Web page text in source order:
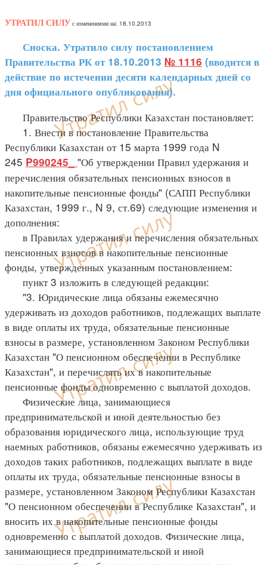
УТРАТИЛ СИЛУ с изменениями на: 18.10.2013
Сноска. Утратило силу постановлением
Правительства РК от 18.10.2013 № 1116 (вводится в
действие по истечении десяти календарных дней со
дня официального опубликования).
Правительство Республики Казахстан постановляет:
1. Внести в постановление Правительства
Республики Казахстан от 15 марта 1999 года N
245 P990245_ "Об утверждении Правил удержания и
перечисления обязательных пенсионных взносов в
накопительные пенсионные фонды" (САПП Республики
Казахстан, 1999 г., N 9, ст.69) следующие изменения и
дополнения:
в Правилах удержания и перечисления обязательных
пенсионных взносов в накопительные пенсионные
фонды, утвержденных указанным постановлением:
пункт 3 изложить в следующей редакции:
"3. Юридические лица обязаны ежемесячно
удерживать из доходов работников, подлежащих выплате
в виде оплаты их труда, обязательные пенсионные
взносы в размере, установленном Законом Республики
Казахстан "О пенсионном обеспечении в Республике
Казахстан", и перечислять их в накопительные
пенсионные фонды одновременно с выплатой доходов.
Физические лица, занимающиеся
предпринимательской и иной деятельностью без
образования юридического лица, использующие труд
наемных работников, обязаны ежемесячно удерживать из
доходов таких работников, подлежащих выплате в виде
оплаты их труда, обязательные пенсионные взносы в
размере, установленном Законом Республики Казахстан
"О пенсионном обеспечении в Республике Казахстан", и
вносить их в накопительные пенсионные фонды
одновременно с выплатой доходов. Физические лица,
занимающиеся предпринимательской и иной